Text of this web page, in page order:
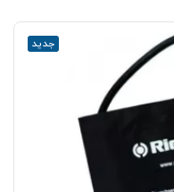
جدید